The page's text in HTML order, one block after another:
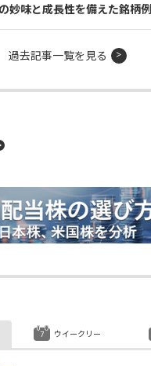
妙味と成長性を備えた銘柄例
過去記事一覧を見る
ウイークリー